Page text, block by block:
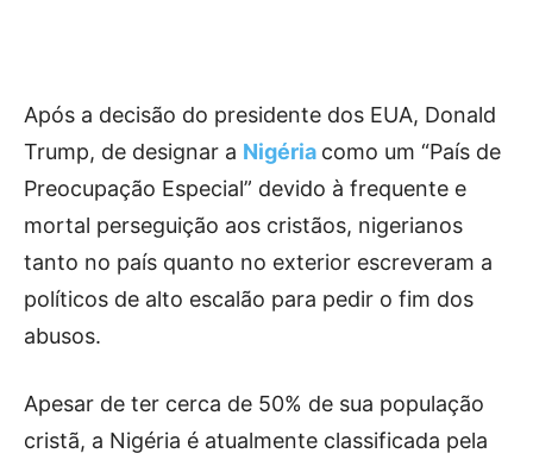
Após a decisão do presidente dos EUA, Donald
Trump, de designar a Nigéria como um “País de
Preocupação Especial” devido à frequente e
mortal perseguição aos cristãos, nigerianos
tanto no país quanto no exterior escreveram a
políticos de alto escalão para pedir o fim dos
abusos.
Apesar de ter cerca de 50% de sua população
cristã, a Nigéria é atualmente classificada pela